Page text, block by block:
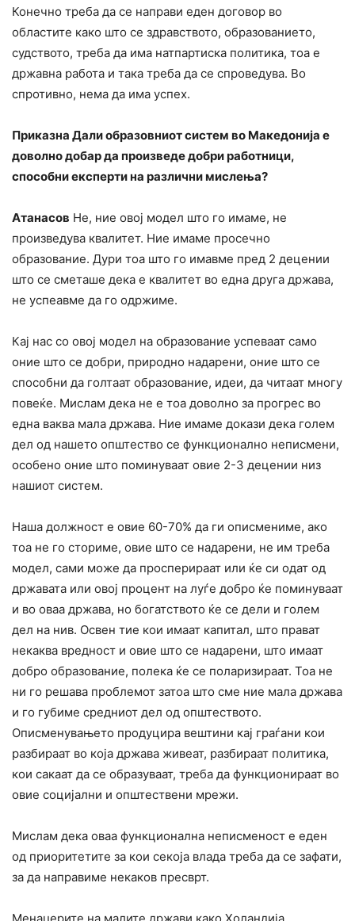
Конечно треба да се направи еден договор во
областите како што се здравството, образованието,
судството, треба да има натпартиска политика, тоа е
државна работа и така треба да се спроведува. Во
спротивно, нема да има успех.
Приказна Дали образовниот систем во Македонија е
доволно добар да произведе добри работници,
способни експерти на различни мислења?
Атанасов Не, ние овој модел што го имаме, не
произведува квалитет. Ние имаме просечно
образование. Дури тоа што го имавме пред 2 децении
што се сметаше дека е квалитет во една друга држава,
не успеавме да го одржиме.
Кај нас со овој модел на образование успеваат само
оние што се добри, природно надарени, оние што се
способни да голтаат образование, идеи, да читаат многу
повеќе. Мислам дека не е тоа доволно за прогрес во
една ваква мала држава. Ние имаме докази дека голем
дел од нашето општество се функционално неписмени,
особено оние што поминуваат овие 2-3 децении низ
нашиот систем.
Наша должност е овие 60-70% да ги описмениме, ако
тоа не го сториме, овие што се надарени, не им треба
модел, сами може да просперираат или ќе си одат од
државата или овој процент на луѓе добро ќе поминуваат
и во оваа држава, но богатството ќе се дели и голем
дел на нив. Освен тие кои имаат капитал, што прават
некаква вредност и овие што се надарени, што имаат
добро образование, полека ќе се поларизираат. Тоа не
ни го решава проблемот затоа што сме ние мала држава
и го губиме средниот дел од општеството.
Описменувањето продуцира вештини кај граѓани кои
разбираат во која држава живеат, разбираат политика,
кои сакаат да се образуваат, треба да функционираат во
овие социјални и општествени мрежи.
Мислам дека оваа функционална неписменост е еден
од приоритетите за кои секоја влада треба да се зафати,
за да направиме некаков пресврт.